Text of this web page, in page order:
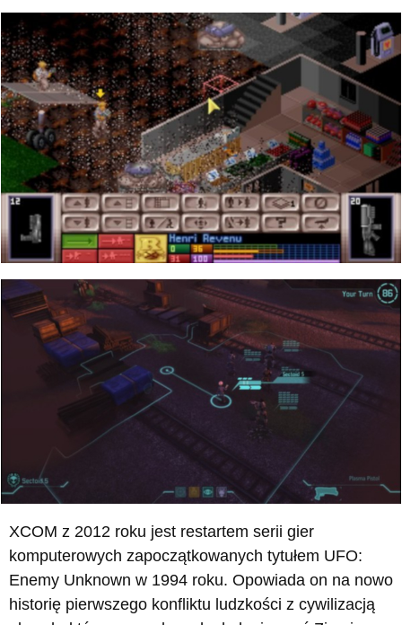
XCOM z 2012 roku jest restartem serii gier
komputerowych zapoczątkowanych tytułem UFO:
Enemy Unknown w 1994 roku. Opowiada on na nowo
historię pierwszego konfliktu ludzkości z cywilizacją